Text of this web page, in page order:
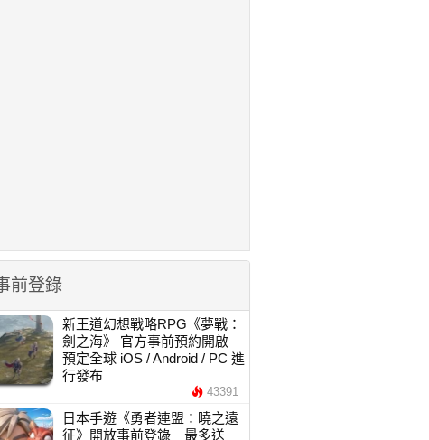
前登錄
新王道幻想戰略RPG《夢戰：
劍之海》 官方事前預約開啟
預定全球 iOS / Android / PC 進
行發布
43391
日本手遊《勇者連盟：曉之遠
征》開放事前登錄 最多送